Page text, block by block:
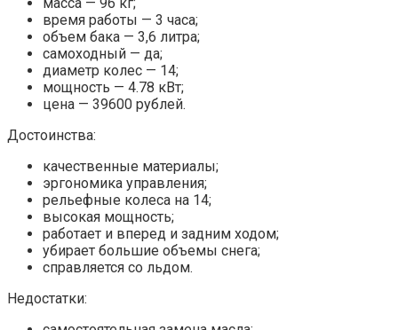
время работы — 3 часа;
объем бака — 3,6 литра;
самоходный — да;
диаметр колес — 14;
мощность — 4.78 кВт;
цена — 39600 рублей.
Достоинства:
качественные материалы;
эргономика управления;
рельефные колеса на 14;
высокая мощность;
работает и вперед и задним ходом;
убирает большие объемы снега;
справляется со льдом.
Недостатки: